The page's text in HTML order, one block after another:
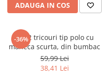
ADAUGA IN COS
-36%
Set 2 tricouri tip polo cu
maneca scurta, din bumbac
59,99 Lei
38,41 Lei